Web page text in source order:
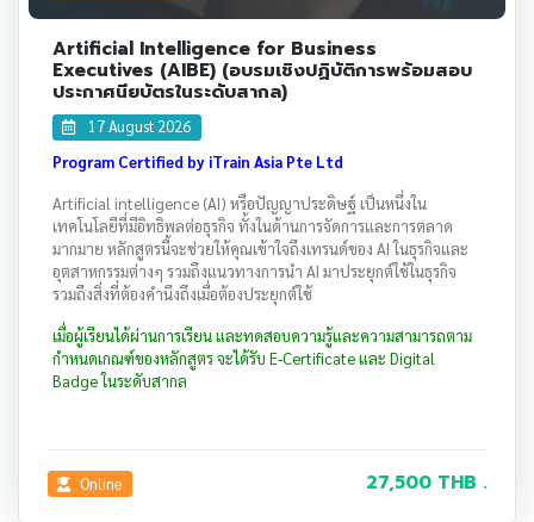
Artificial Intelligence for Business
Executives (AIBE) (อบรมเชิงปฏิบัติการพร้อมสอบ
ประกาศนียบัตรในระดับสากล)
17 August 2026
Program Certified by iTrain Asia Pte Ltd
Artificial intelligence (AI) หรือปัญญาประดิษฐ์ เป็นหนึ่งใน
เทคโนโลยีที่มีอิทธิพลต่อธุรกิจ ทั้งในด้านการจัดการและการตลาด
มากมาย หลักสูตรนี้จะช่วยให้คุณเข้าใจถึงเทรนด์ของ AI ในธุรกิจและ
อุตสาหกรรมต่างๆ รวมถึงแนวทางการนำ AI มาประยุกต์ใช้ในธุรกิจ
รวมถึงสิ่งที่ต้องคำนึงถึงเมื่อต้องประยุกต์ใช้
เมื่อผู้เรียนได้ผ่านการเรียน และทดสอบความรู้และความสามารถตาม
กำหนดเกณฑ์ของหลักสูตร จะได้รับ E-Certificate และ Digital
Badge ในระดับสากล
Online 27,500 THB .